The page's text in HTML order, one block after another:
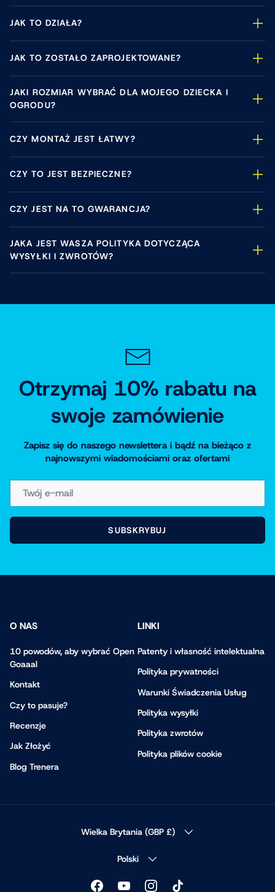
JAK TO DZIAŁA?
JAK TO ZOSTAŁO ZAPROJEKTOWANE?
JAKI ROZMIAR WYBRAĆ DLA MOJEGO DZIECKA I
OGRODU?
CZY MONTAŻ JEST ŁATWY?
CZY TO JEST BEZPIECZNE?
CZY JEST NA TO GWARANCJA?
JAKA JEST WASZA POLITYKA DOTYCZĄCA
WYSYŁKI I ZWROTÓW?
Otrzymaj 10% rabatu na
swoje zamówienie
Zapisz się do naszego newslettera i bądź na bieżąco z
najnowszymi wiadomościami oraz ofertami
SUBSKRYBUJ
O NAS
10 powodów, aby wybrać Open
Goaaal
Kontakt
Czy to pasuje?
Recenzje
Jak Złożyć
Blog Trenera
LINKI
Patenty i własność intelektualna
Polityka prywatności
Warunki Świadczenia Usług
Polityka wysyłki
Polityka zwrotów
Polityka plików cookie
KRAJ/REGION
Wielka Brytania (GBP £)
JĘZYK
Polski